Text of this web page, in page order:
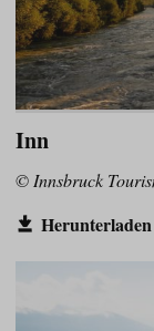
Inn
© Innsbruck
Herunterladen